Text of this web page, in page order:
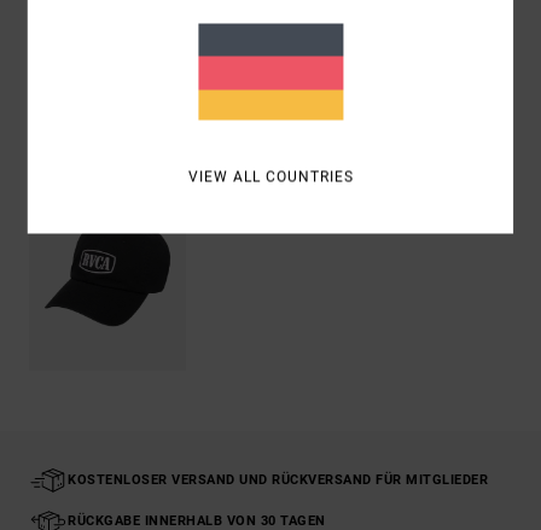
KOSTENLOSER VERSAND UND RÜCKVERSAND FÜR MITGLIEDER
RÜCKGABE INNERHALB VON 30 TAGEN
VIEW ALL COUNTRIES